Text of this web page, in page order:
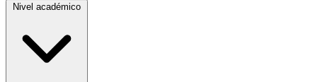
Nivel académico